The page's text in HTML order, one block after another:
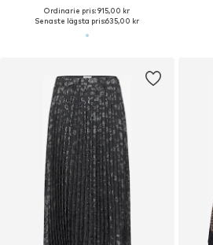
Ordinarie pris: 915,00 kr
Senaste lägsta pris:635,00 kr